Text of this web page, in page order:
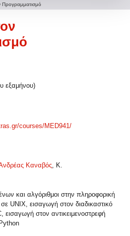
Προγραμματισμό
εξαμήνου)
courses/MED941/
Καναβός, Κ.
και αλγόριθμοι στην πληροφορική
UNIX, εισαγωγή στον διαδικαστικό
στον αντικειμενοστρεφή